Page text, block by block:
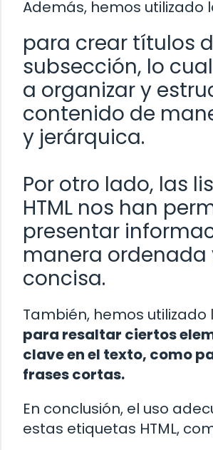
Además, hemos utilizado
para crear títulos
subsección, lo
a organizar y
contenido de
y jerárquica.
Por otro lado, las
HTML nos han
presentar
manera ordenada
concisa.
También, hemos
para resaltar ciertos
clave en el texto, como
frases cortas.
En conclusión, el uso
estas etiquetas HTML,